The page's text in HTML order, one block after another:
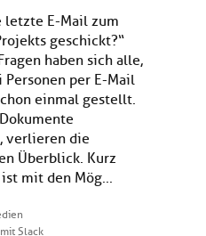
letzte E-Mail zum
geschickt?“
haben sich alle,
per E-Mail
einmal gestellt.
verlieren die
Überblick. Kurz
mit den Mög...
Slack